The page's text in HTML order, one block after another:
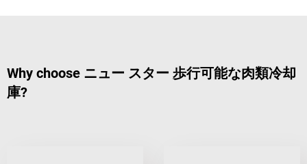
Why choose ニュー スター 歩行可能な肉類冷却
庫?